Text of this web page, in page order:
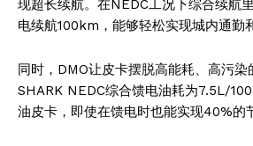
现超长续航。在NEDC工况下综合续航
电续航100km，能够轻松实现城内通勤
同时，DMO让皮卡摆脱高能耗、高污染
SHARK NEDC综合馈电油耗为7.5L/
油皮卡，即使在馈电时也能实现40%的